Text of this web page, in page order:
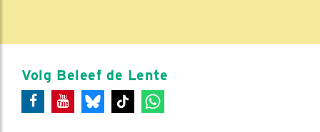
Volg Beleef de Lente